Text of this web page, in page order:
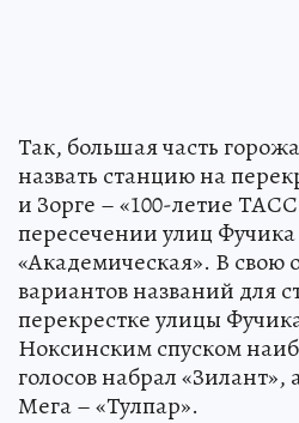
Так, большая часть
назвать станцию на
и Зорге – «100-летие
пересечении улиц Фучика
«Академическая». В свою
вариантов названий для
перекрестке улицы
Ноксинским спуском
голосов набрал
Мега – «Тулпар».